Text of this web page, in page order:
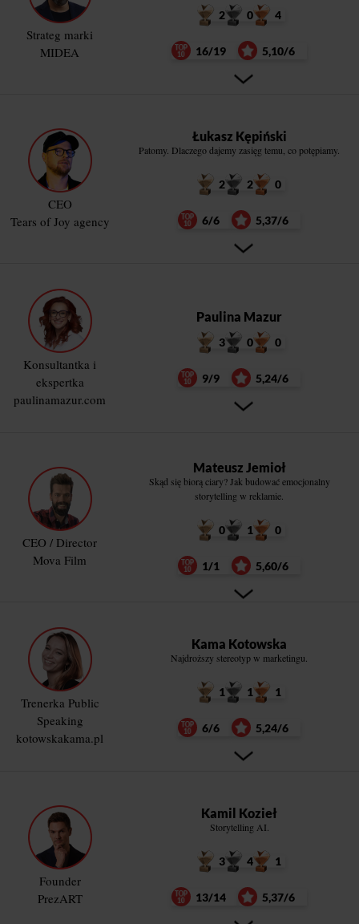
Strateg marki
MIDEA
2 0 4
16/19 5,10/6
CEO
Tears of Joy agency
Łukasz Kępiński
Patomy. Dlaczego dajemy zasięg temu, co potępiamy.
2 2 0
6/6 5,37/6
Konsultantka i
ekspertka
paulinamazur.com
Paulina Mazur
3 0 0
9/9 5,24/6
CEO / Director
Mova Film
Mateusz Jemioł
Skąd się biorą ciary? Jak budować emocjonalny
storytelling w reklamie.
0 1 0
1/1 5,60/6
Trenerka Public
Speaking
kotowskakama.pl
Kama Kotowska
Najdroższy stereotyp w marketingu.
1 1 1
6/6 5,24/6
Founder
PrezART
Kamil Kozieł
Storytelling AI.
3 4 1
13/14 5,37/6